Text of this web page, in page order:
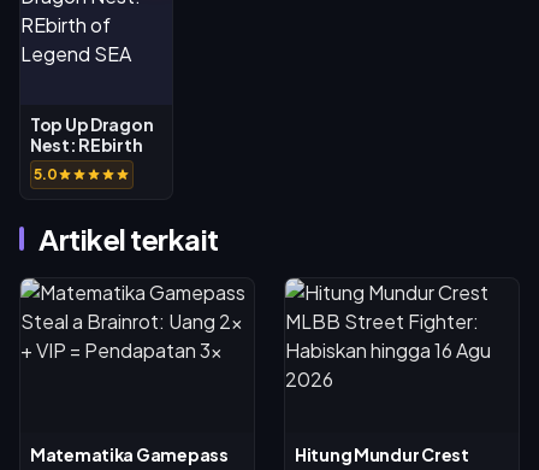
Top Up Dragon
Nest: REbirth
of Legend SEA
5.0
Artikel terkait
Matematika Gamepass
Hitung Mundur Crest